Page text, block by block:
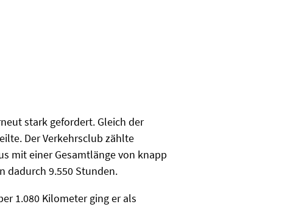
stark gefordert. Gleich der
Der Verkehrsclub zählte
mit einer Gesamtlänge von knapp
dadurch 9.550 Stunden.
1.080 Kilometer ging er als